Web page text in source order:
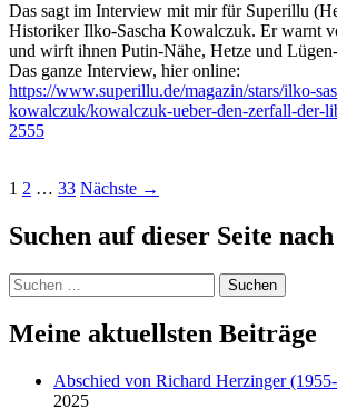
Das sagt im Interview mit mir für Superillu
Historiker Ilko-Sascha Kowalczuk. Er warnt
und wirft ihnen Putin-Nähe, Hetze und
Das ganze Interview, hier online:
https://www.superillu.de/magazin/stars/ilko-
kowalczuk/kowalczuk-ueber-den-zerfall-der-
2555
Beitragsnavigation
1 2 … 33 Nächste →
Suchen auf dieser Seite
Suche
nach:
Meine aktuellsten Beiträge
Abschied von Richard Herzinger
2025